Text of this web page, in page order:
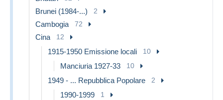
Brunei (1984-...) 2
Cambogia 72
Cina 12
1915-1950 Emissione locali 10
Manciuria 1927-33 10
1949 - ... Repubblica Popolare 2
1990-1999 1